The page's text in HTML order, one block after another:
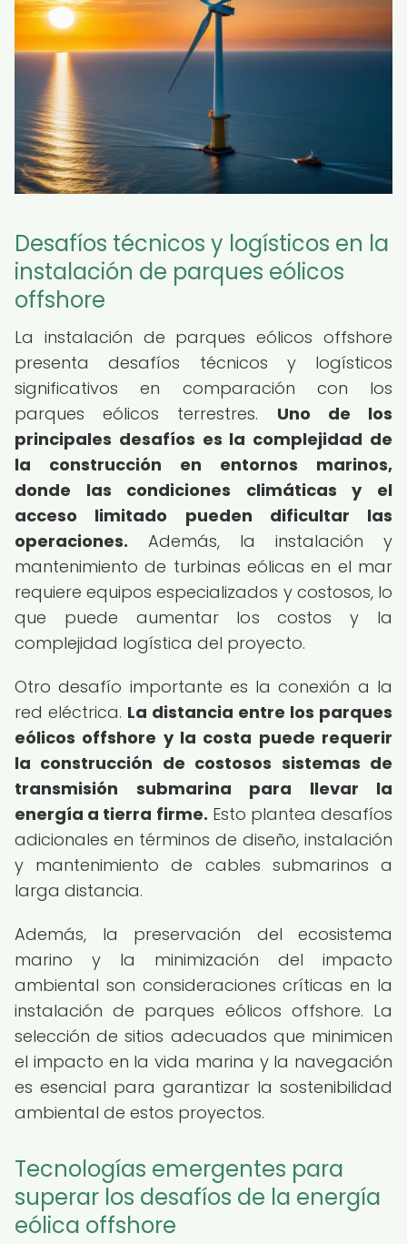
Desafíos técnicos y logísticos en la
instalación de parques eólicos
offshore
La instalación de parques eólicos offshore
presenta desafíos técnicos y logísticos
significativos en comparación con los
parques eólicos terrestres. Uno de los
principales desafíos es la complejidad de
la construcción en entornos marinos,
donde las condiciones climáticas y el
acceso limitado pueden dificultar las
operaciones. Además, la instalación y
mantenimiento de turbinas eólicas en el mar
requiere equipos especializados y costosos, lo
que puede aumentar los costos y la
complejidad logística del proyecto.
Otro desafío importante es la conexión a la
red eléctrica. La distancia entre los parques
eólicos offshore y la costa puede requerir
la construcción de costosos sistemas de
transmisión submarina para llevar la
energía a tierra firme. Esto plantea desafíos
adicionales en términos de diseño, instalación
y mantenimiento de cables submarinos a
larga distancia.
Además, la preservación del ecosistema
marino y la minimización del impacto
ambiental son consideraciones críticas en la
instalación de parques eólicos offshore. La
selección de sitios adecuados que minimicen
el impacto en la vida marina y la navegación
es esencial para garantizar la sostenibilidad
ambiental de estos proyectos.
Tecnologías emergentes para
superar los desafíos de la energía
eólica offshore